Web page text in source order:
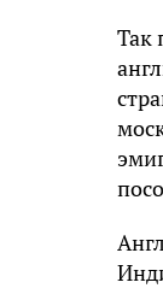
Так